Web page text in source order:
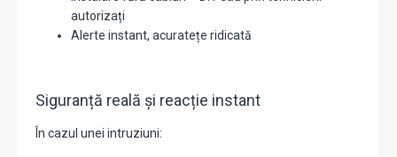
autorizați
Alerte instant, acuratețe ridicată
Siguranță reală și reacție instant
În cazul unei intruziuni: